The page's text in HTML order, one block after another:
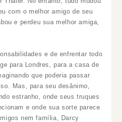
com o melhor amigo de seu
e perdeu sua melhor amiga,
e de enfrentar todo
para Londres, para a casa de
que poderia passar
Mas, para seu desânimo,
estranho, onde seus truques
e onde sua sorte parece
nem família, Darcy